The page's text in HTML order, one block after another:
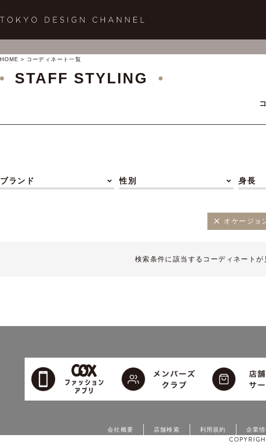
HOME コーディネート一覧
STAFF STYLING
ブランド 性別 身長
オケージョ
検索条件に該当するコーディネート
会社概要 店舗検索 利用規約 企業情